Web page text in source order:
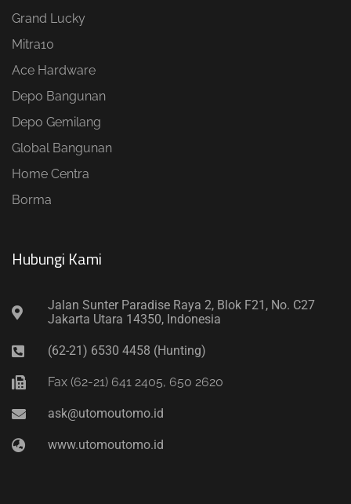
Grand Lucky
Mitra10
Ace Hardware
Depo Bangunan
Depo Gemilang
Global Bangunan
Home Centra
Borma
Hubungi Kami​
Jalan Sunter Paradise Raya 2, Blok F21, No. C27
Jakarta Utara 14350, Indonesia
(62-21) 6530 4458 (Hunting)
Fax (62-21) 641 2405, 650 2620
ask@utomoutomo.id
www.utomoutomo.id